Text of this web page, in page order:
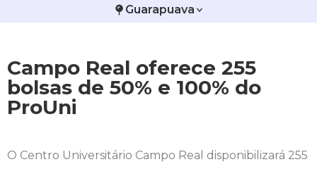
Guarapuava
Campo Real oferece 255
bolsas de 50% e 100% do
ProUni
O Centro Universitário Campo Real disponibilizará 255
Editais
Arquitetura e Urbanismo
Ciências Contábeis
Enfermagem
Vestibular de Medicina
Atestado de Matrícula
Biblioteca
Calendário de Provas
Bolsas e Incentivos
COLAP
Comitê de Ética em Pesquisa